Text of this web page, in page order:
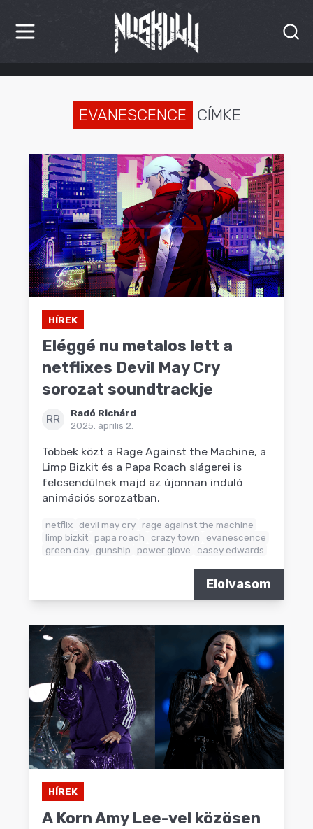
HÍREK
INTERJÚK
PREMIEREK
KULT
MÁSVILÁG
EVANESCENCE CÍMKE
HÍREK
Eléggé nu metalos lett a
netflixes Devil May Cry
sorozat soundtrackje
RR
Radó Richárd
2025. április 2.
Többek közt a Rage Against the Machine, a
Limp Bizkit és a Papa Roach slágerei is
felcsendülnek majd az újonnan induló
animációs sorozatban.
netflix devil may cry rage against the machine
limp bizkit papa roach crazy town
evanescence
green day
gunship power glove casey edwards
Elolvasom
HÍREK
A Korn Amy Lee-vel közösen